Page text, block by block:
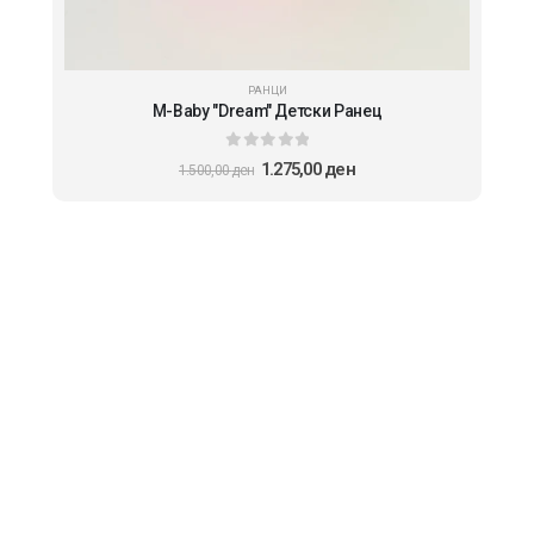
РАНЦИ
M-Baby "Dream" Детски Ранец
out of 5
1.500,00ден 1.275,00ден